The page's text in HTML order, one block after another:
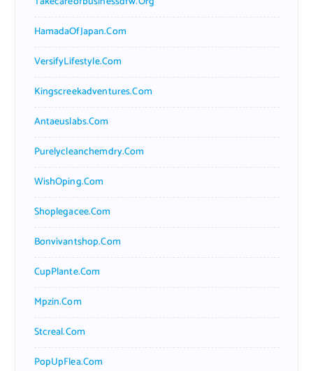
HamadaOfJapan.com
VersifyLifestyle.com
Kingscreekadventures.com
Antaeuslabs.com
Purelycleanchemdry.com
WishOping.com
Shoplegacee.com
Bonvivantshop.com
CupPlante.com
Mpzin.com
Stcreal.com
PopUpFlea.com